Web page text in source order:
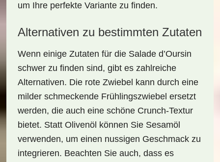
um Ihre perfekte Variante zu finden.
Alternativen zu bestimmten Zutaten
Wenn einige Zutaten für die Salade d’Oursin
schwer zu finden sind, gibt es zahlreiche
Alternativen. Die rote Zwiebel kann durch eine
milder schmeckende Frühlingszwiebel ersetzt
werden, die auch eine schöne Crunch-Textur
bietet. Statt Olivenöl können Sie Sesamöl
verwenden, um einen nussigen Geschmack zu
integrieren. Beachten Sie auch, dass es